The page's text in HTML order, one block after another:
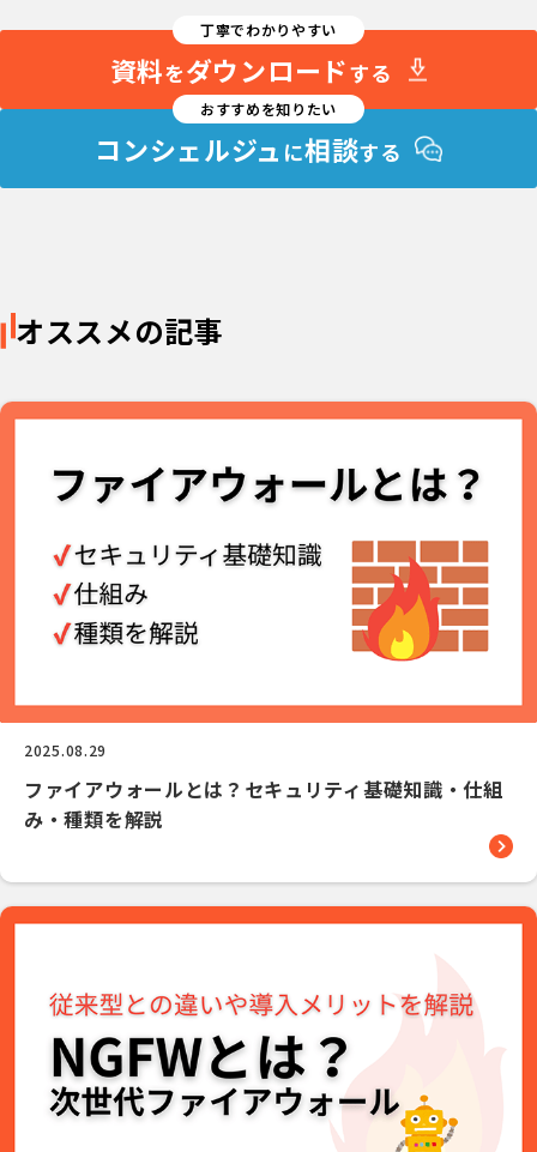
丁寧でわかりやすい
資料をダウンロードする
おすすめを知りたい
コンシェルジュ に相談する
オススメの記事
2025.08.29
ファイアウォールとは？セキュリティ基礎知識・仕組
み・種類を解説